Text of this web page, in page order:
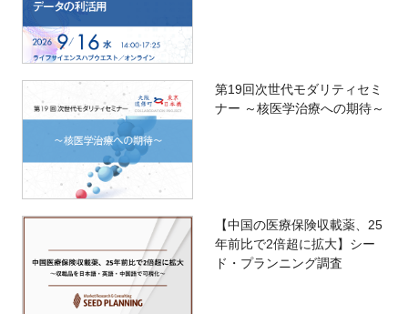
第19回次世代モダリティセミ
ナー ～核医学治療への期待～
【中国の医療保険収載薬、25
年前比で2倍超に拡大】シー
ド・プランニング調査